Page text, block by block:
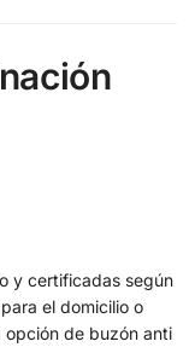
y certificadas según
el domicilio o
opción de buzón anti